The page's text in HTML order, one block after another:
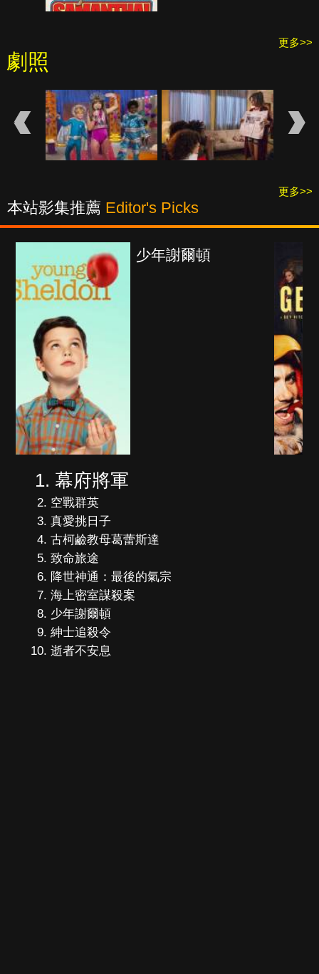
更多>>
劇照
更多>>
本站影集推薦 Editor's Picks
幕府將軍
空戰群英
真愛挑日子
古柯鹼教母葛蕾斯達
致命旅途
降世神通：最後的氣宗
海上密室謀殺案
少年謝爾頓
紳士追殺令
逝者不安息